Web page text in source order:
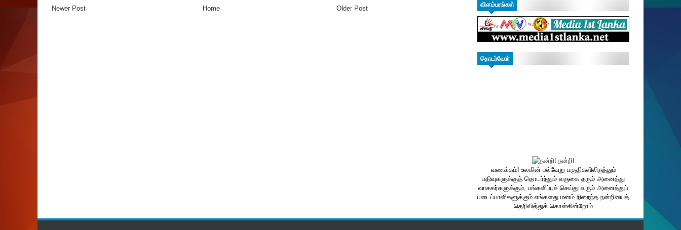
Newer Post Older Post
Home
விளம்பரங்கள்
தொடர்வோர்
வணக்கம்! உலகின் பல்வேறு பகுதிகளிலிருந்தும்
பதிவுகளுக்குத் தொடர்ந்தும் வருகை தரும் அனைத்து
வாசகர்களுக்கும், பங்களிப்புச் செய்து வரும் அனைத்துப்
படைப்பாளிகளுக்கும் எங்களது மனம் நிறைந்த நன்றியைத்
தெரிவித்துக் கொள்கின்றோம்